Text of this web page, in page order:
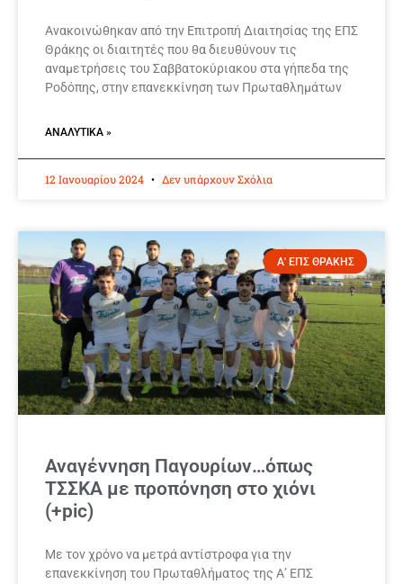
Ανακοινώθηκαν από την Επιτροπή Διαιτησίας της ΕΠΣ
Θράκης οι διαιτητές που θα διευθύνουν τις
αναμετρήσεις του Σαββατοκύριακου στα γήπεδα της
Ροδόπης, στην επανεκκίνηση των Πρωταθλημάτων
ΑΝΑΛΥΤΙΚΆ »
12 Ιανουαρίου 2024 Δεν υπάρχουν Σχόλια
Α' ΕΠΣ ΘΡΑΚΗΣ
Αναγέννηση Παγουρίων…όπως
ΤΣΣΚΑ με προπόνηση στο χιόνι
(+pic)
Με τον χρόνο να μετρά αντίστροφα για την
επανεκκίνηση του Πρωταθλήματος της Α’ ΕΠΣ